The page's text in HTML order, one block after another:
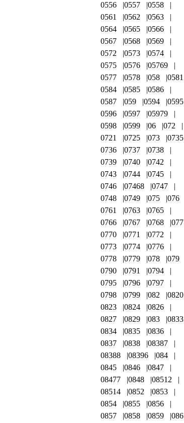
0556
0557
0558
0561
0562
0563
0564
0565
0566
0567
0568
0569
0572
0573
0574
0575
0576
05769
0577
0578 058
0581
0584
0585
0586
0587
059 0594
0595
0596
0597
05979
0598
0599 06
072
0721
0725 073
0735
0736
0737
0738
0739
0740
0742
0743
0744
0745
0746
07468
0747
0748
0749 075
076
0761
0763
0765
0766
0767 0768
077
0770
0771
0772
0773
0774
0776
0778
0779 078
079
0790
0791
0794
0795
0796
0797
0798
0799 082
0820
0823
0824
0826
0827
0829 083
0833
0834
0835
0836
0837
0838
08387
08388
08396
084
0845
0846
0847
08477
0848
08512
08514
0852
0853
0854
0855
0856
0857
0858 0859
086